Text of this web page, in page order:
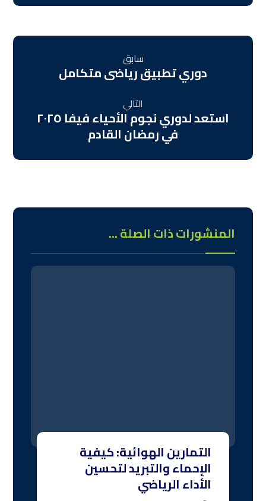
سابق
دوري تطبيق رياضى متكامل
التالي
استعد لدوري نجوم الأحياء فيفا ٢٠٢٥
في رمضان القادم
المنشورات ذات الصلة ...
التمارين الهوائية: كيفية